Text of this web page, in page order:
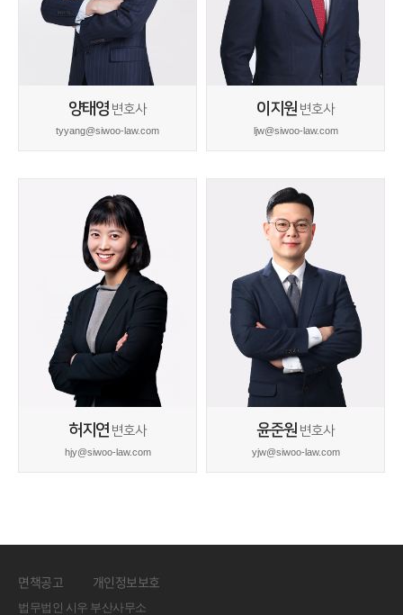
양태영 변호사
tyyang@siwoo-law.com
이지원 변호사
ljw@siwoo-law.com
허지연 변호사
hjy@siwoo-law.com
윤준원 변호사
yjw@siwoo-law.com
법무법인 시우 부산사무소
면책공고 개인정보보호